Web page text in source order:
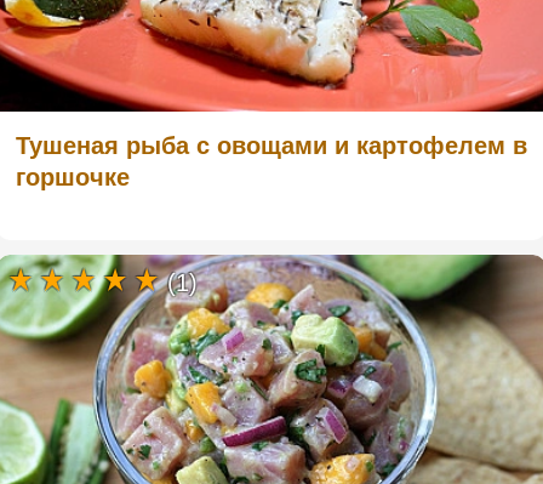
Тушеная рыба с овощами и картофелем в
горшочке
(1)